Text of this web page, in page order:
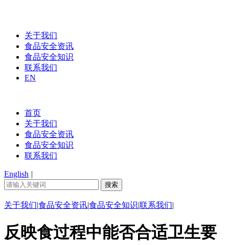
关于我们
食品安全资讯
食品安全知识
联系我们
EN
首页
关于我们
食品安全资讯
食品安全知识
联系我们
English |
关于我们|食品安全资讯|食品安全知识|联系我们|
反映食过程中能否合适卫生要